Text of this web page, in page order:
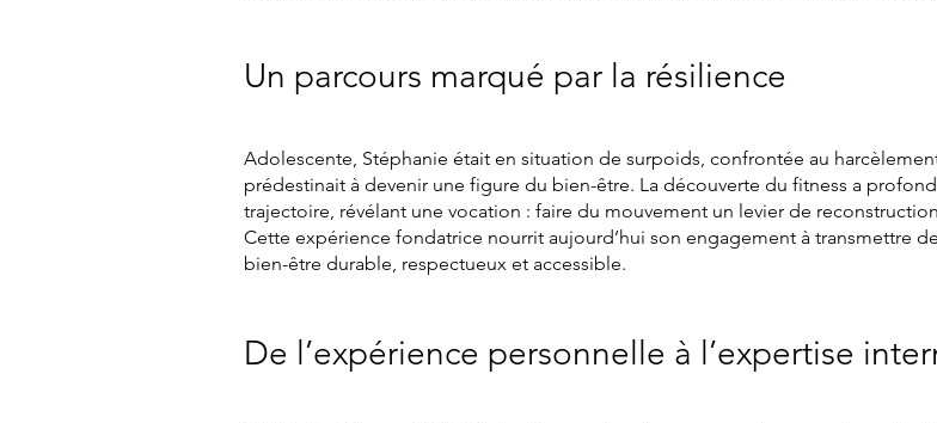
Un parcours marqué par la résilience
Adolescente, Stéphanie était en situation de surpoids, confrontée au
prédestinait à devenir une figure du bien-être. La découverte du fitness a
trajectoire, révélant une vocation : faire du mouvement un levier de
Cette expérience fondatrice nourrit aujourd’hui son engagement à transmettre
bien-être durable, respectueux et accessible.
De l’expérience personnelle à l’expertise